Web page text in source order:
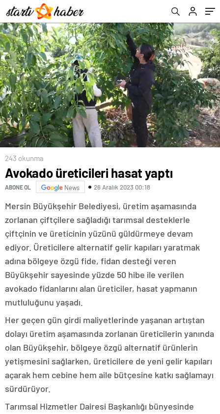
243 okunma
Avokado üreticileri hasat yaptı
ABONE OL News 26 Aralık 2023 00:18
Mersin Büyükşehir Belediyesi, üretim aşamasında
zorlanan çiftçilere sağladığı tarımsal desteklerle
çiftçinin ve üreticinin yüzünü güldürmeye devam
ediyor. Üreticilere alternatif gelir kapıları yaratmak
adına bölgeye özgü fide, fidan desteği veren
Büyükşehir sayesinde yüzde 50 hibe ile verilen
avokado fidanlarını alan üreticiler, hasat yapmanın
mutluluğunu yaşadı.
Her geçen gün girdi maliyetlerinde yaşanan artıştan
dolayı üretim aşamasında zorlanan üreticilerin yanında
olan Büyükşehir, bölgeye özgü alternatif ürünlerin
yetişmesini sağlarken, üreticilere de yeni gelir kapıları
açarak hem cebine hem aile bütçesine katkı sağlamayı
sürdürüyor.
Tarımsal Hizmetler Dairesi Başkanlığı bünyesinde